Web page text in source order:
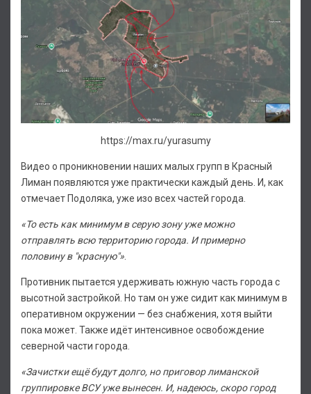
https://max.ru/yurasumy
Видео о проникновении наших малых групп в Красный
Лиман появляются уже практически каждый день. И, как
отмечает Подоляка, уже изо всех частей города.
«То есть как минимум в серую зону уже можно
отправлять всю территорию города. И примерно
половину в "красную"»
Противник пытается удерживать южную часть города с
высотной застройкой. Но там он уже сидит как минимум в
оперативном окружении — без снабжения, хотя выйти
пока может. Также идёт интенсивное освобождение
северной части города.
«Зачистки ещё будут долго, но приговор лиманской
группировке ВСУ уже вынесен. И, надеюсь, скоро город